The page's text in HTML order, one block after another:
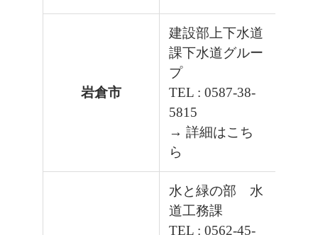
岩倉市
建設部上下水道
課下水道グルー
プ
TEL : 0587-38-
5815
→ 詳細はこち
ら
水と緑の部 水
道工務課
TEL : 0562-45-